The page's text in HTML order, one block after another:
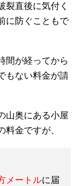
裂直後に気付く
に防ぐこともで
間が経ってから
もない料金が請
山奥にある小屋
金ですが、
メートルに届